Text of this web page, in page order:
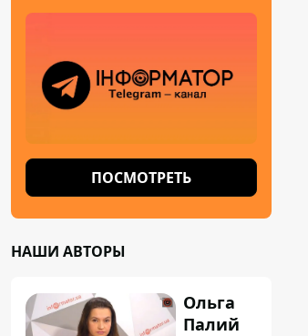
ПОСМОТРЕТЬ
НАШИ АВТОРЫ
Ольга
Палий